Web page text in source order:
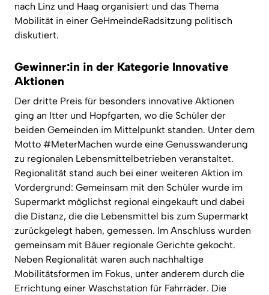
nach Linz und Haag organisiert und das Thema
Mobilität in einer GeHmeindeRadsitzung politisch
diskutiert.
Gewinner:in in der Kategorie Innovative
Aktionen
Der dritte Preis für besonders innovative Aktionen
ging an Itter und Hopfgarten, wo die Schüler der
beiden Gemeinden im Mittelpunkt standen. Unter dem
Motto #MeterMachen wurde eine Genusswanderung
zu regionalen Lebensmittelbetrieben veranstaltet.
Regionalität stand auch bei einer weiteren Aktion im
Vordergrund: Gemeinsam mit den Schüler wurde im
Supermarkt möglichst regional eingekauft und dabei
die Distanz, die die Lebensmittel bis zum Supermarkt
zurückgelegt haben, gemessen. Im Anschluss wurden
gemeinsam mit Bäuer regionale Gerichte gekocht.
Neben Regionalität waren auch nachhaltige
Mobilitätsformen im Fokus, unter anderem durch die
Errichtung einer Waschstation für Fahrräder. Die